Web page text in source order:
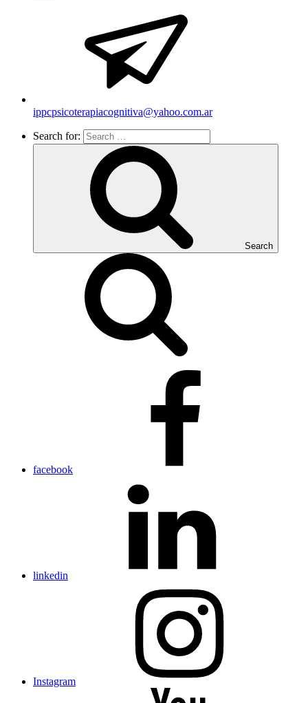
ippcpsicoterapiacognitiva@yahoo.com.ar
Search for:
Search
facebook
linkedin
Instagram